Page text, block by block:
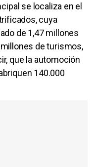
se localiza en el
cuya
de 1,47 millones
de turismos,
que la automoción
140.000